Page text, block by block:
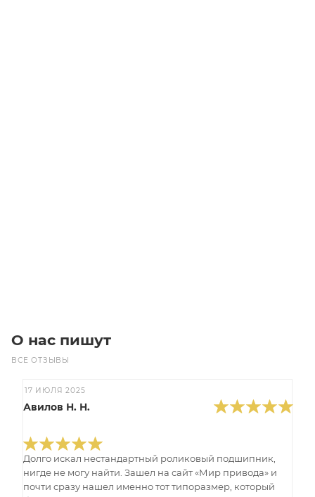
О нас пишут
ВСЕ ОТЗЫВЫ
17 ИЮЛЯ 2025
Авилов Н. Н.
Долго искал нестандартный роликовый подшипник,
нигде не могу найти. Зашел на сайт «Мир привода» и
почти сразу нашел именно тот типоразмер, который